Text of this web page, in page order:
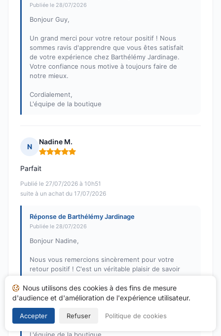
Publiée le 28/07/2026
Bonjour Guy,
Un grand merci pour votre retour positif ! Nous
sommes ravis d'apprendre que vous êtes satisfait
de votre expérience chez Barthélémy Jardinage.
Votre confiance nous motive à toujours faire de
notre mieux.
Cordialement,
L'équipe de la boutique
N
Nadine M.
Note : 5 sur 5
Publié le 27/07/2026 à 10h51
suite à un achat du 17/07/2026
Parfait
Réponse de Barthélémy Jardinage
Publiée le 28/07/2026
Bonjour Nadine,
Nous vous remercions sincèrement pour votre
retour positif ! C'est un véritable plaisir de savoir
que vous êtes satisfaite de votre expérience chez
Barthélémy Jardinage. Nous espérons avoir le plaisir
de vous retrouver très bientôt pour de nouvelles
commandes.
Bien à vous,
Nous utilisons des cookies à des fins de mesure
d'audience et d'amélioration de l'expérience utilisateur.
Accepter Refuser Politique de cookies